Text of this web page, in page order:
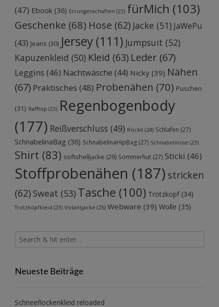
(47) Ebook (36) Errungenschaften (23) fürMich (103)
Geschenke (68) Hose (62) Jacke (51) JaWePu
(43) Jeans (30) Jersey (111) Jumpsuit (52)
Kapuzenkleid (50) Kleid (63) Leder (67)
Leggins (46) Nachtwäsche (44) Nicky (39) Nähen
(67) Praktisches (48) Probenähen (70) Puschen
(31) Rafftop (23) Regenbogenbody
(177) Reißverschluss (49) Röckli (24) Schlafen (27)
SchnabelinaBag (36) SchnabelinaHipBag (27) Schnabelinose (23)
Shirt (83) softshelljacke (29) Sommerhut (27) Sticki (46)
Stoffprobenähen (187) stricken
(62) Sweat (53) Tasche (100) Trotzkopf(34)
Trotzkopfkleid (23) Volantjacke (25) Webware (39) Wolle (35)
Neueste Beiträge
Schneeflockenkleid reloaded